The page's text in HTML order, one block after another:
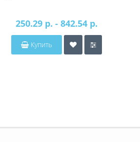
250.29 р. - 842.54 р.
Купить